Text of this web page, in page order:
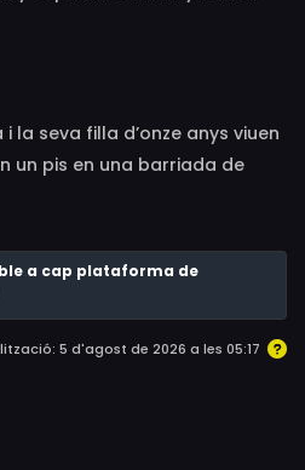
Caroline Deyga, Lael
Owen Whitelaw, Mark
Gallagher, Firas Ibrahim,
la seva filla d’onze anys viuen
un pis en una barriada de
fa amiga d’una companya
ganes de sortir del seu petit
s’enfronti als traumes
a cap plataforma de
5 d'agost de 2026 a les 05:17